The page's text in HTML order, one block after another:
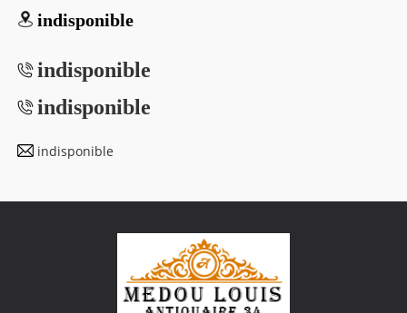
indisponible
indisponible
indisponible
indisponible